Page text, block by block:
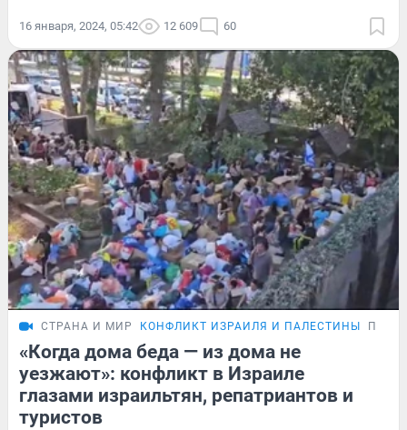
16 января, 2024, 05:42 12 609 60
СТРАНА И МИР КОНФЛИКТ ИЗРАИЛЯ И ПАЛЕСТИНЫ
«Когда дома беда — из дома не
уезжают»: конфликт в Израиле
глазами израильтян, репатриантов и
туристов